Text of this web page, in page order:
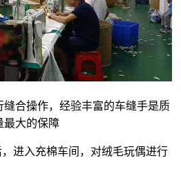
合操作，经验丰富的车缝手是质
最大的保障
进入充棉车间，对绒毛玩偶进行